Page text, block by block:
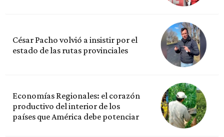
César Pacho volvió a insistir por el
estado de las rutas provinciales
Economías Regionales: el corazón
productivo del interior de los
países que América debe potenciar